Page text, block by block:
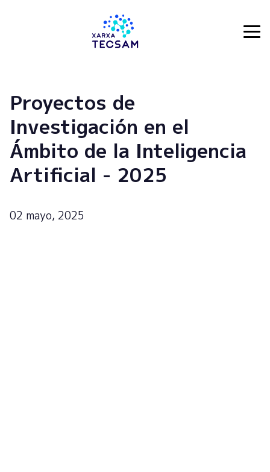
Proyectos de
Investigación en el
Ámbito de la Inteligencia
Artificial - 2025
02 mayo, 2025